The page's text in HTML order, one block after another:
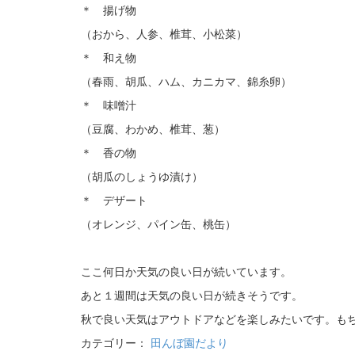
＊ 揚げ物
（おから、人参、椎茸、小松菜）
＊ 和え物
（春雨、胡瓜、ハム、カニカマ、錦糸卵）
＊ 味噌汁
（豆腐、わかめ、椎茸、葱）
＊ 香の物
（胡瓜のしょうゆ漬け）
＊ デザート
（オレンジ、パイン缶、桃缶）
ここ何日か天気の良い日が続いています。
あと１週間は天気の良い日が続きそうです。
秋で良い天気はアウトドアなどを楽しみたいです。も
カテゴリー： 田んぼ園だより